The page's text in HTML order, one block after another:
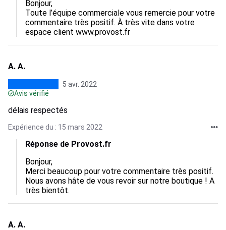
Bonjour,
Toute l’équipe commerciale vous remercie pour votre
commentaire très positif. À très vite dans votre
espace client www.provost.fr
A. A.
5 avr. 2022
Avis vérifié
délais respectés
Expérience du : 15 mars 2022
Réponse de Provost.fr
Bonjour,
Merci beaucoup pour votre commentaire très positif.
Nous avons hâte de vous revoir sur notre boutique ! A
très bientôt.
A. A.